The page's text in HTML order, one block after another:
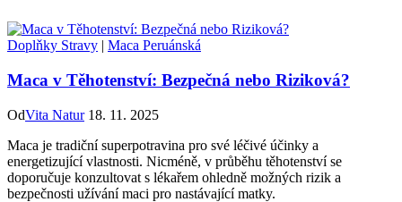
Doplňky Stravy | Maca Peruánská
Maca v Těhotenství: Bezpečná nebo Riziková?
OdVita Natur 18. 11. 2025
Maca je tradiční superpotravina pro své léčivé účinky a
energetizující vlastnosti. Nicméně, v průběhu těhotenství se
doporučuje konzultovat s lékařem ohledně možných rizik a
bezpečnosti užívání maci pro nastávající matky.